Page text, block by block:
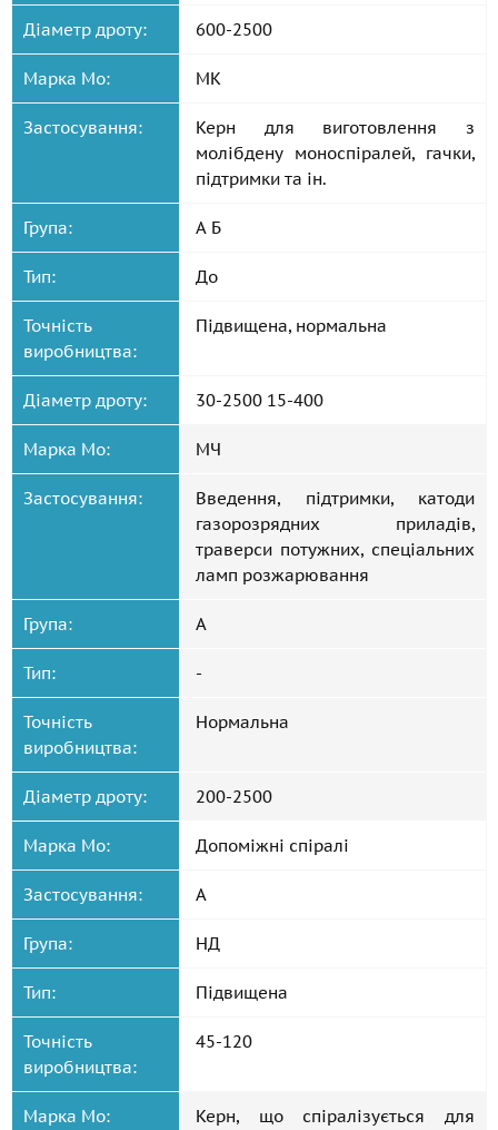
Діаметр дроту: 600-2500
Марка Mo: МК
Застосування:
Керн для виготовлення з
молібдену моноспіралей, гачки,
підтримки та ін.
Група: А Б
Тип: До
Точність
виробництва:
Підвищена, нормальна
Діаметр дроту: 30-2500 15-400
Марка Mo: МЧ
Застосування:
Введення, підтримки, катоди
газорозрядних приладів,
траверси потужних, спеціальних
ламп розжарювання
Група: А
Тип: -
Точність
виробництва:
Нормальна
Діаметр дроту: 200-2500
Марка Mo: Допоміжні спіралі
Застосування: А
Група: НД
Тип: Підвищена
Точність
виробництва:
45-120
Марка Mo:
Керн, що спіралізується для